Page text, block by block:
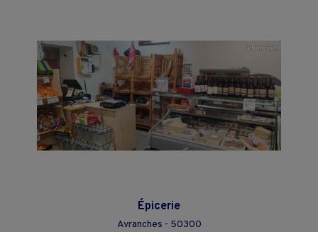
Épicerie
Avranches - 50300